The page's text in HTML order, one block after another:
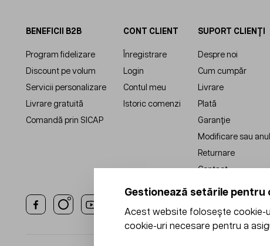
BENEFICII B2B
Program fidelizare
Discount pe volum
Servicii personalizare
Livrare gratuită
Comandă prin SICAP
CONT CLIENT
Înregistrare
Login
Contul meu
Istoric comenzi
SUPORT CLIENȚI
Despre noi
Cum cumpăr
Livrare
Plată
Garanție
Modificare sau
Returnare
Contact
Gestionează setările pentru
Acest website folosește cookie-
cookie-uri necesare pentru a